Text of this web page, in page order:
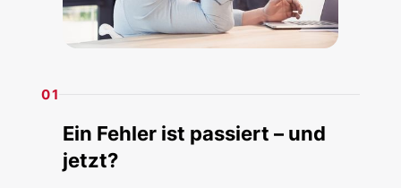
01
Ein Fehler ist passiert – und
jetzt?